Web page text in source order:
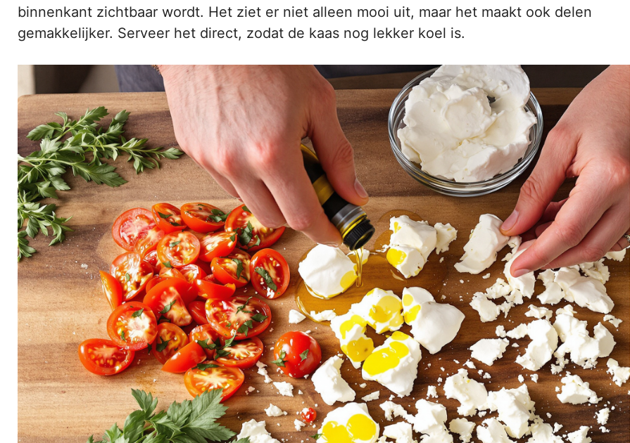
binnenkant zichtbaar wordt. Het ziet er niet alleen mooi uit, maar het maakt ook delen
gemakkelijker. Serveer het direct, zodat de kaas nog lekker koel is.